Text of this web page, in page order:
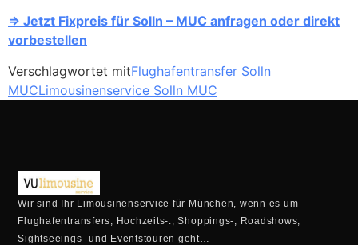
=> Jetzt Fixpreis für Solln – MUC anfragen oder direkt
vorbestellen
Verschlagwortet mitFlughafentransfer Solln
MUCLimousinenservice Solln MUC
Wir sind Ihr Limousinenservice für München, wenn es um
Flughafentransfers, Hochzeits-., Shoppings-, Roadshows,
Sightseeings- und Eventstouren geht…